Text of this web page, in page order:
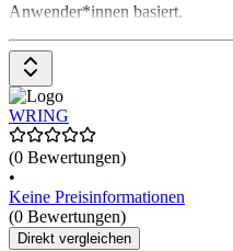
Anwender*innen basiert.
WRING
(0 Bewertungen)
•
Keine Preisinformationen
(0 Bewertungen)
Direkt vergleichen